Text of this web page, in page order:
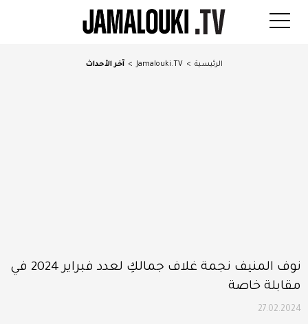
الرئيسية >
Jamalouki.TV
> آخر الأحداث
نوف المنيف نجمة غلاف جمالكِ لعدد فبراير 2024 في
مقابلة خاصة
27.02.2024